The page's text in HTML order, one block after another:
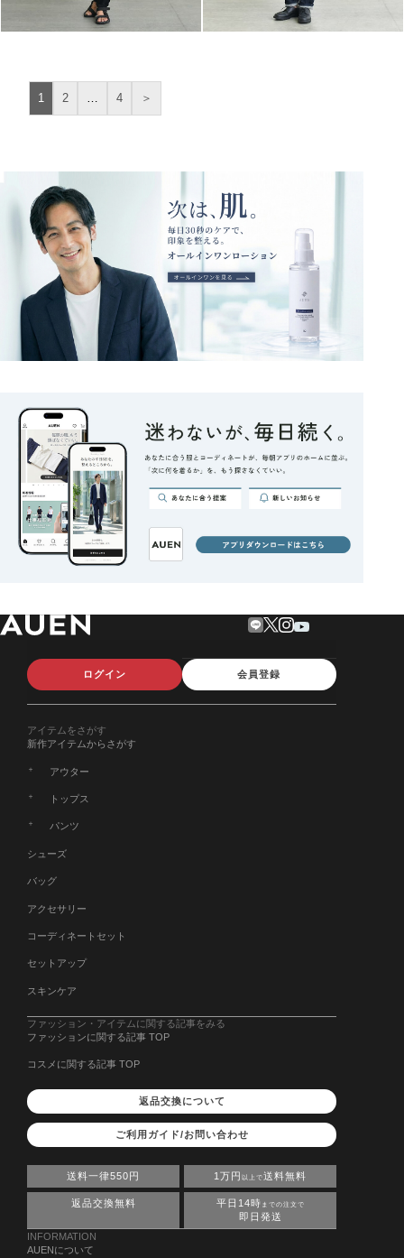
1 2 4 ＞
ログイン 会員登録
アイテムをさがす
新作アイテムからさがす
アウター
トップス
パンツ
シューズ
バッグ
アクセサリー
コーディネートセット
セットアップ
スキンケア
ファッション・アイテムに関する記事をみる
ファッションに関する記事 TOP
コスメに関する記事 TOP
返品交換について
ご利用ガイド/お問い合わせ
送料一律550円 1万円 以上で送料無料
返品交換無料 平日14時 までの注文で
即日発送
INFORMATION
AUENについて